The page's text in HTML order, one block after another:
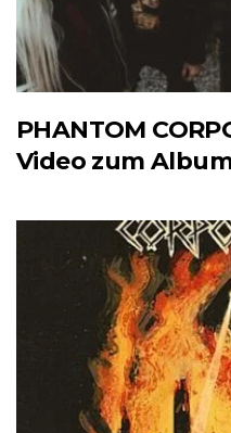
PHANTOM
Video zum